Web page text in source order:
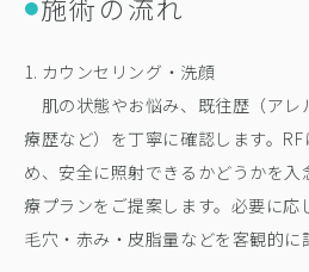
●
1. カウンセリング・洗顔
肌の状態やお悩み、既往歴（アレ
療歴など）を丁寧に確認します。
め、安全に照射できるかどうかを
療プランをご提案します。必要に応
毛穴・赤み・皮脂量などを客観的に